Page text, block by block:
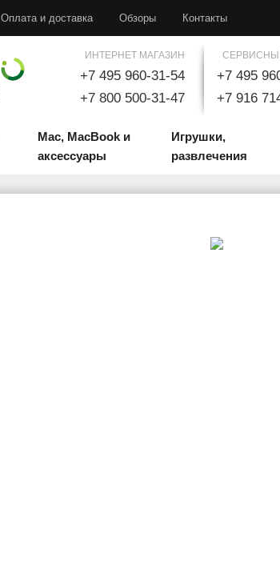
Оплата и доставка Обзоры Контакты
ИНТЕРНЕТ МАГАЗИН
+7 495 960-31-54
+7 800 500-31-47
+7 495
+7 916
Mac, MacBook и
аксессуары
Игрушки,
развлечения